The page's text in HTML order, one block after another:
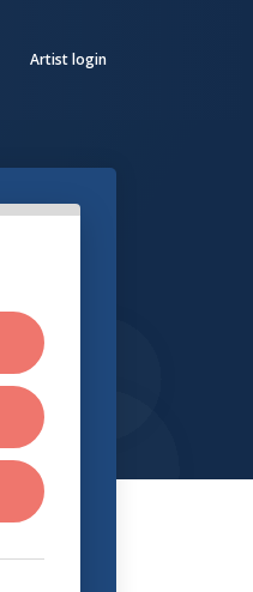
Artist login